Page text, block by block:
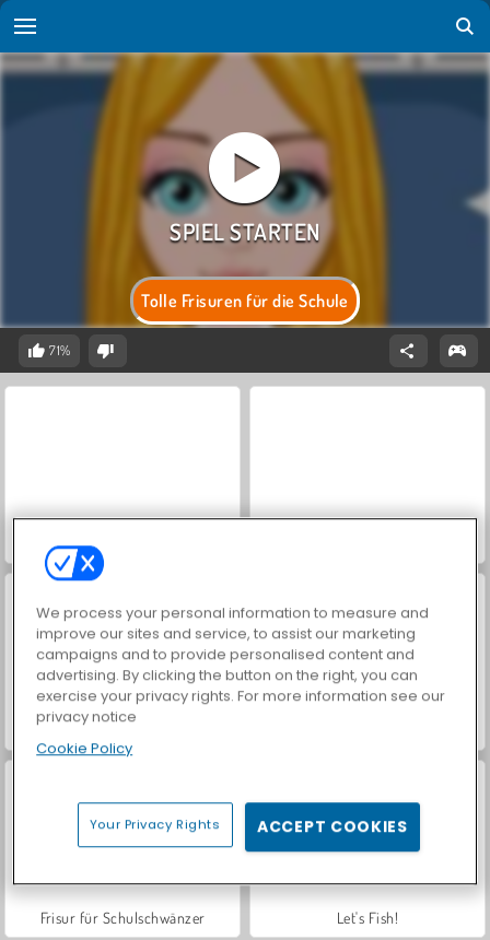
Tolle Frisuren für die Schule
71%
ASMR Makeover & Makeup Studio
Hidden Object: Street of Secrets
Frisur für Schulschwänzer Let's Fish!
We process your personal information to measure and
improve our sites and service, to assist our marketing
campaigns and to provide personalised content and
advertising. By clicking the button on the right, you can
exercise your privacy rights. For more information see our
privacy notice
Cookie Policy
Your Privacy Rights ACCEPT COOKIES